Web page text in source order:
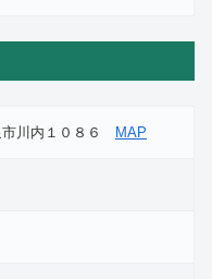
市川内１０８６ MAP